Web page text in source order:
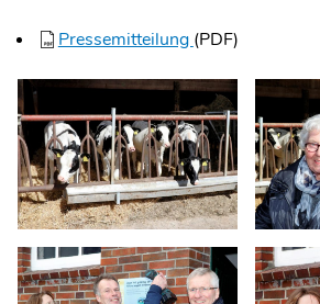
Pressemitteilung (PDF)